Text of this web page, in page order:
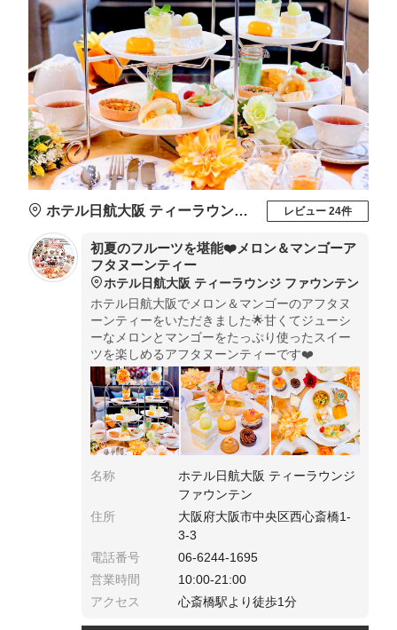
ホテル日航大阪 ティーラウンジ ファウンテン レビュー 24件
初夏のフルーツを堪能❤️メロン＆マンゴーア
フタヌーンティー
ホテル日航大阪 ティーラウンジ ファウンテン
ホテル日航大阪でメロン＆マンゴーのアフタヌ
ーンティーをいただきました🌟甘くてジューシ
ーなメロンとマンゴーをたっぷり使ったスイー
ツを楽しめるアフタヌーンティーです❤️
名称
ホテル日航大阪 ティーラウンジ
ファウンテン
住所
大阪府大阪市中央区西心斎橋1-
3-3
電話番号
06-6244-1695
営業時間
10:00-21:00
アクセス
心斎橋駅より徒歩1分